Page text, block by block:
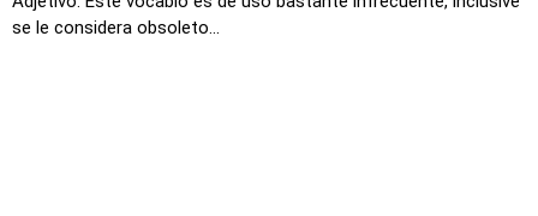
se le considera obsoleto...